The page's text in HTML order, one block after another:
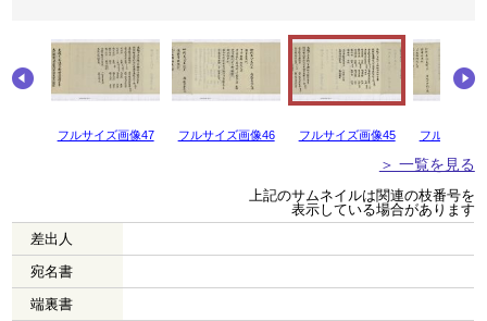
フルサイズ画像47 フルサイズ画像46 フルサイズ画像45 フルサイズ
＞ 一覧を見る
上記のサムネイルは関連の枝番号を
表示している場合があります
差出人
宛名書
端裏書